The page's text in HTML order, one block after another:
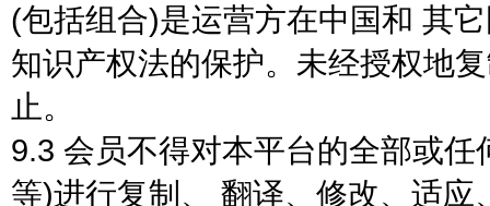
(包括组合)是运营方在中国和 其
知识产权法的保护。未经授权地
止。
9.3 会员不得对本平台的全部或
等)进行复制、 翻译、修改、适